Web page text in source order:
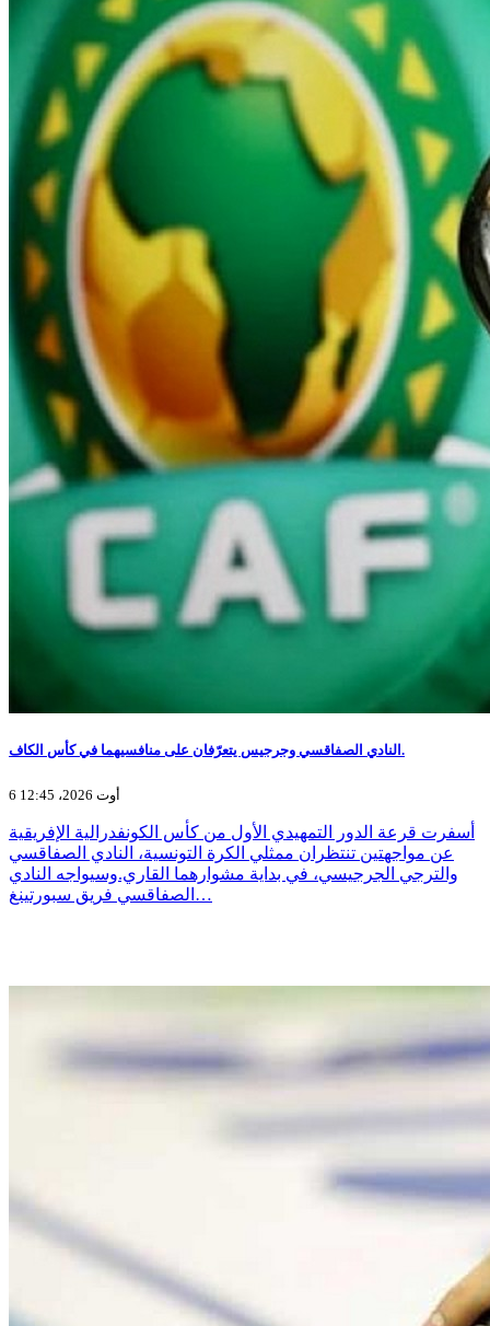
النادي الصفاقسي وجرجيس يتعرّفان على منافسيهما في كأس الكاف.
6 أوت 2026، 12:45
أسفرت قرعة الدور التمهيدي الأول من كأس الكونفدرالية الإفريقية
عن مواجهتين تنتظران ممثلي الكرة التونسية، النادي الصفاقسي
والترجي الجرجيسي، في بداية مشوارهما القاري.وسيواجه النادي
الصفاقسي فريق سبورتينغ…